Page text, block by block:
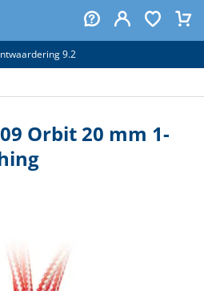
9.2
Orbit 20 mm 1-